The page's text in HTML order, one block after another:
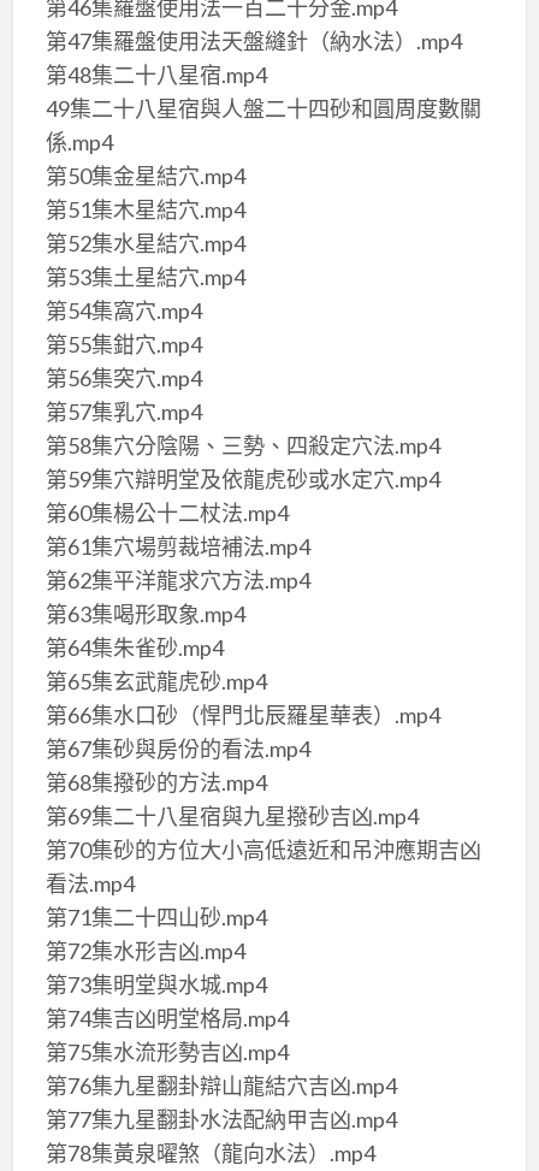
第46集羅盤使用法一百二十分金.mp4
第47集羅盤使用法天盤縫針（納水法）.mp4
第48集二十八星宿.mp4
49集二十八星宿與人盤二十四砂和圓周度數關
係.mp4
第50集金星結穴.mp4
第51集木星結穴.mp4
第52集水星結穴.mp4
第53集土星結穴.mp4
第54集窩穴.mp4
第55集鉗穴.mp4
第56集突穴.mp4
第57集乳穴.mp4
第58集穴分陰陽、三勢、四殺定穴法.mp4
第59集穴辯明堂及依龍虎砂或水定穴.mp4
第60集楊公十二杖法.mp4
第61集穴場剪裁培補法.mp4
第62集平洋龍求穴方法.mp4
第63集喝形取象.mp4
第64集朱雀砂.mp4
第65集玄武龍虎砂.mp4
第66集水口砂（悍門北辰羅星華表）.mp4
第67集砂與房份的看法.mp4
第68集撥砂的方法.mp4
第69集二十八星宿與九星撥砂吉凶.mp4
第70集砂的方位大小高低遠近和吊沖應期吉凶
看法.mp4
第71集二十四山砂.mp4
第72集水形吉凶.mp4
第73集明堂與水城.mp4
第74集吉凶明堂格局.mp4
第75集水流形勢吉凶.mp4
第76集九星翻卦辯山龍結穴吉凶.mp4
第77集九星翻卦水法配納甲吉凶.mp4
第78集黃泉曜煞（龍向水法）.mp4